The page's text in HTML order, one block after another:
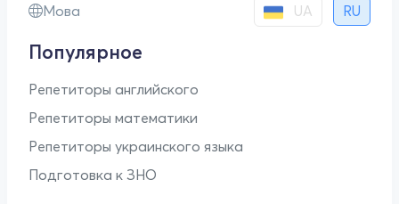
Мова
UA RU
Популярное
Репетиторы английского
Репетиторы математики
Репетиторы украинского языка
Подготовка к ЗНО